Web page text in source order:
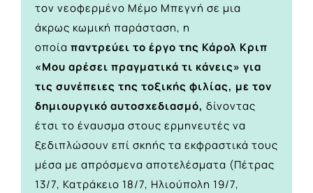
τον νεοφερμένο Μέμο Μπεγνή σε μια
άκρως κωμική παράσταση, η
οποία παντρεύει το έργο της Κάρολ Κριπ
«Μου αρέσει πραγματικά τι κάνεις» για
τις συνέπειες της τοξικής φιλίας, με τον
δημιουργικό αυτοσχεδιασμό, δίνοντας
έτσι το έναυσμα στους ερμηνευτές να
ξεδιπλώσουν επί σκηής τα εκφραστικά τους
μέσα με απρόσμενα αποτελέσματα (Πέτρας
13/7, Κατράκειο 18/7, Ηλιούπολη 19/7,